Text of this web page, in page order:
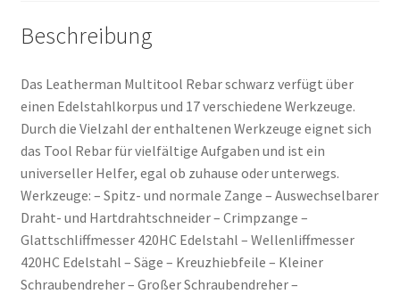
Beschreibung
Das Leatherman Multitool Rebar schwarz verfügt über
einen Edelstahlkorpus und 17 verschiedene Werkzeuge.
Durch die Vielzahl der enthaltenen Werkzeuge eignet sich
das Tool Rebar für vielfältige Aufgaben und ist ein
universeller Helfer, egal ob zuhause oder unterwegs.
Werkzeuge: – Spitz- und normale Zange – Auswechselbarer
Draht- und Hartdrahtschneider – Crimpzange –
Glattschliffmesser 420HC Edelstahl – Wellenliffmesser
420HC Edelstahl – Säge – Kreuzhiebfeile – Kleiner
Schraubendreher – Großer Schraubendreher –